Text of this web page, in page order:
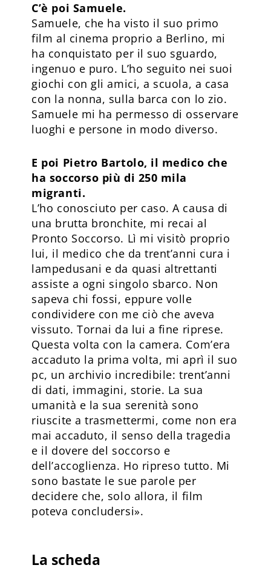
C’è poi Samuele.
Samuele, che ha visto il suo primo
film al cinema proprio a Berlino, mi
ha conquistato per il suo sguardo,
ingenuo e puro. L’ho seguito nei suoi
giochi con gli amici, a scuola, a casa
con la nonna, sulla barca con lo zio.
Samuele mi ha permesso di osservare
luoghi e persone in modo diverso.
E poi Pietro Bartolo, il medico che
ha soccorso più di 250 mila
migranti.
L’ho conosciuto per caso. A causa di
una brutta bronchite, mi recai al
Pronto Soccorso. Lì mi visitò proprio
lui, il medico che da trent’anni cura i
lampedusani e da quasi altrettanti
assiste a ogni singolo sbarco. Non
sapeva chi fossi, eppure volle
condividere con me ciò che aveva
vissuto. Tornai da lui a fine riprese.
Questa volta con la camera. Com’era
accaduto la prima volta, mi aprì il suo
pc, un archivio incredibile: trent’anni
di dati, immagini, storie. La sua
umanità e la sua serenità sono
riuscite a trasmettermi, come non era
mai accaduto, il senso della tragedia
e il dovere del soccorso e
dell’accoglienza. Ho ripreso tutto. Mi
sono bastate le sue parole per
decidere che, solo allora, il film
poteva concludersi».
La scheda